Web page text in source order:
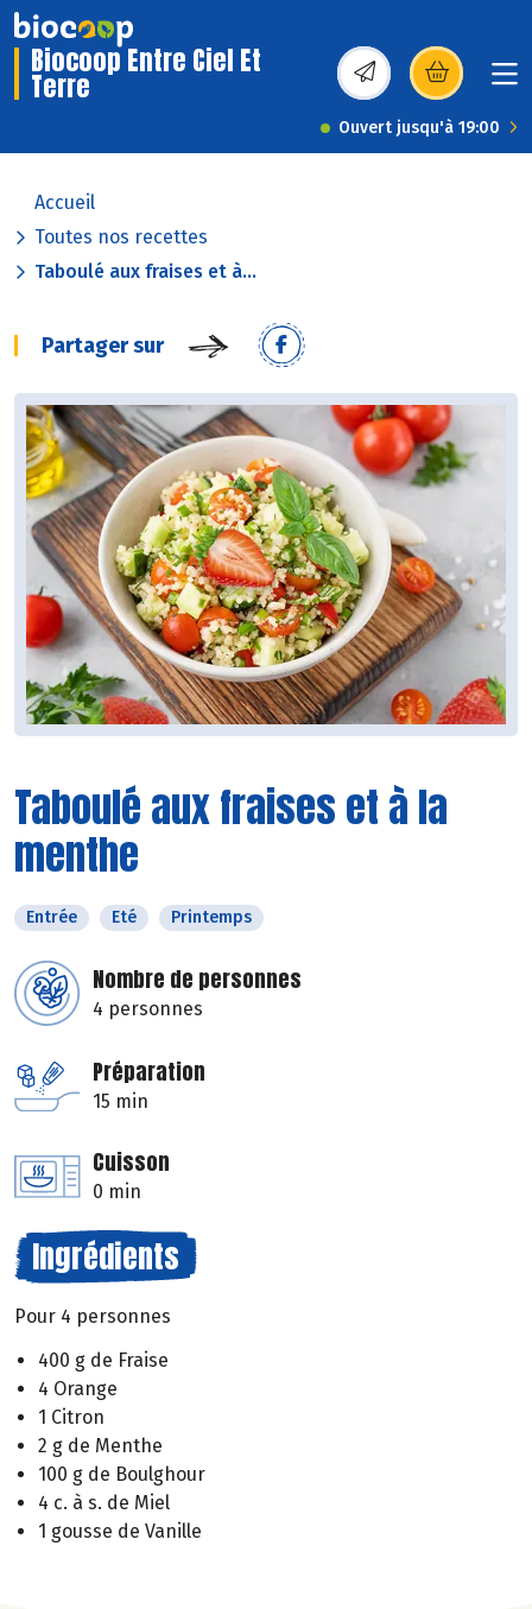
Biocoop Entre Ciel Et
Terre (s’ouvre dans une
Ouvert jusqu'à 19:00
Accueil
Toutes nos recettes
Taboulé aux fraises et à...
Partager sur
Taboulé aux fraises et à la
menthe
Entrée Eté Printemps
Nombre de personnes
4 personnes
Préparation
15 min
Cuisson
0 min
Ingrédients
Pour 4 personnes
400 g de Fraise
4 Orange
1 Citron
2 g de Menthe
100 g de Boulghour
4 c. à s. de Miel
1 gousse de Vanille